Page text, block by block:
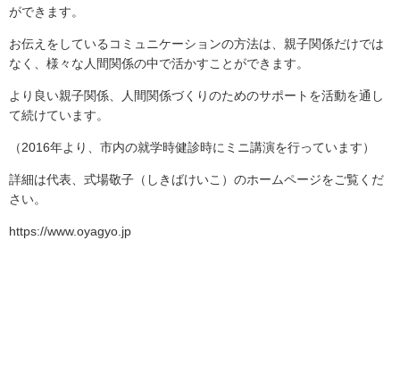
ができます。
お伝えをしているコミュニケーションの方法は、親子関係だけでは
なく、様々な人間関係の中で活かすことができます。
より良い親子関係、人間関係づくりのためのサポートを活動を通し
て続けています。
（2016年より、市内の就学時健診時にミニ講演を行っています）
詳細は代表、式場敬子（しきばけいこ）のホームページをご覧くだ
さい。
https://www.oyagyo.jp